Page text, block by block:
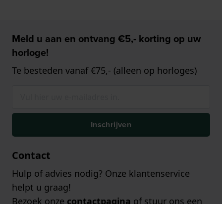
Meld u aan en ontvang €5,- korting op uw
horloge!
Te besteden vanaf €75,- (alleen op horloges)
Inschrijven
Contact
Hulp of advies nodig? Onze klantenservice
helpt u graag!
Bezoek onze contactpagina of stuur ons een